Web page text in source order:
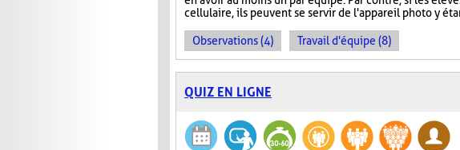
cellulaire, ils peuvent se servir de l'appareil photo y
Observations (4) Travail d'équipe (8)
QUIZ EN LIGNE